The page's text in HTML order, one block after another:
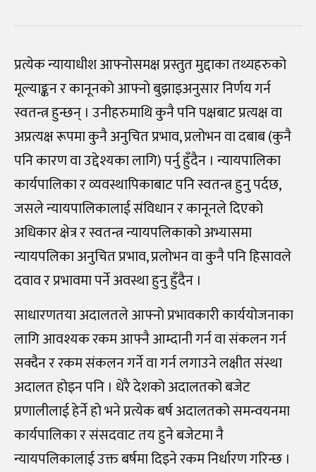
प्रत्येक न्यायाधीश आफ्नोसमक्ष प्रस्तुत मुद्दाका तथ्यहरुको
मूल्याङ्कन र कानूनको आफ्नो बुझाइअनुसार निर्णय गर्न
स्वतन्त्र हुन्छन् । उनीहरुमाथि कुनै पनि पक्षबाट प्रत्यक्ष वा
अप्रत्यक्ष रूपमा कुनै अनुचित प्रभाव, प्रलोभन वा दबाब (कुनै
पनि कारण वा उद्देश्यका लागि) पर्नु हुँदैन । न्यायपालिका
कार्यपालिका र व्यवस्थापिकाबाट पनि स्वतन्त्र हुनु पर्दछ,
जसले न्यायपालिकालाई संविधान र कानूनले दिएको
अधिकार क्षेत्र र स्वतन्त्र न्यायपलिकाको अभ्यासमा
न्यायपलिका अनुचित प्रभाव, प्रलोभन वा कुनै पनि हिसावले
दवाव र प्रभावमा पर्ने अवस्था हुनु हुँदैन ।
साधारणतया अदालतले आफ्नो प्रभावकारी कार्ययोजनाका
लागि आवश्यक रकम आफ्नै आम्दानी गर्न वा संकलन गर्न
सक्दैन र रकम संकलन गर्ने वा गर्न लगाउने लक्षीत संस्था
अदालत होइन पनि । धेरै देशको अदालतको बजेट
प्रणालीलाई हेर्ने हो भने प्रत्येक बर्ष अदालतको समन्वयनमा
कार्यपालिका र संसदवाट तय हुने बजेटमा नै
न्यायपलिकालाई उक्त बर्षमा दिइने रकम निर्धारण गरिन्छ ।